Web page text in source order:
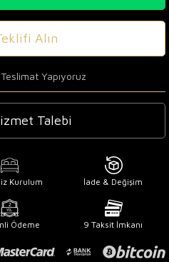
Alın
Yapıyoruz
Talebi
Kurulum İade & Değişim
Ödeme 9 Taksit İmkanı